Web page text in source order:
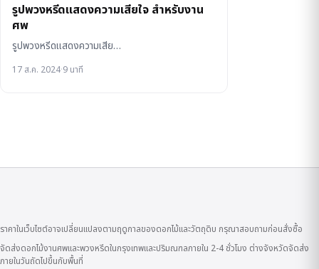
รูปพวงหรีดแสดงความเสียใจ สำหรับงาน
ศพ
รูปพวงหรีดแสดงความเสีย…
17 ส.ค. 2024·9 นาที
ราคาในเว็บไซต์อาจเปลี่ยนแปลงตามฤดูกาลของดอกไม้และวัตถุดิบ กรุณาสอบถามก่อนสั่งซื้อ
จัดส่งดอกไม้งานศพและพวงหรีดในกรุงเทพและปริมณฑลภายใน 2-4 ชั่วโมง ต่างจังหวัดจัดส่ง
ภายในวันถัดไปขึ้นกับพื้นที่